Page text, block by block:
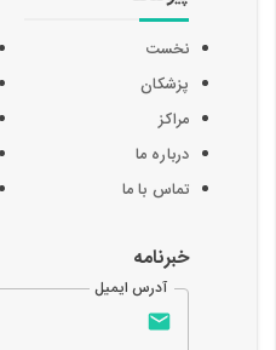
نخست
پزشکان
مراکز
درباره ما
تماس با ما
خبرنامه
آدرس ایمیل